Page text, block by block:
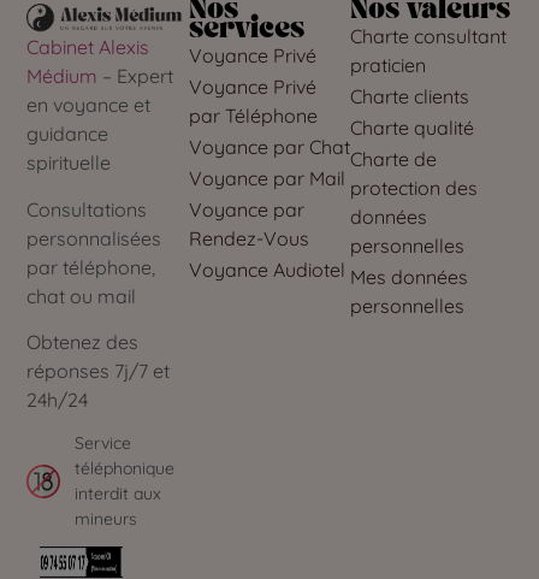
Cabinet Alexis
Médium – Expert
en voyance et
guidance
spirituelle
Consultations
personnalisées
par téléphone,
chat ou mail
Obtenez des
réponses 7j/7 et
24h/24
Service
téléphonique
interdit aux
mineurs
Nos
services
Voyance Privé
Voyance Privé
par Téléphone
Voyance par Chat
Voyance par Mail
Voyance par
Rendez-Vous
Voyance Audiotel
Nos valeurs
Charte consultant
praticien
Charte clients
Charte qualité
Charte de
protection des
données
personnelles
Mes données
personnelles